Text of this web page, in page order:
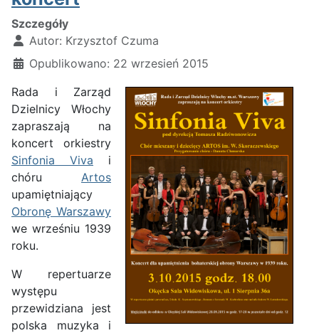
Szczegóły
Autor: Krzysztof Czuma
Opublikowano: 22 wrzesień 2015
Rada i Zarząd
Dzielnicy Włochy
zapraszają na
koncert orkiestry
Sinfonia Viva i
chóru Artos
upamiętniający
Obronę Warszawy
we wrześniu 1939
roku.
W repertuarze
występu
przewidziana jest
polska muzyka i